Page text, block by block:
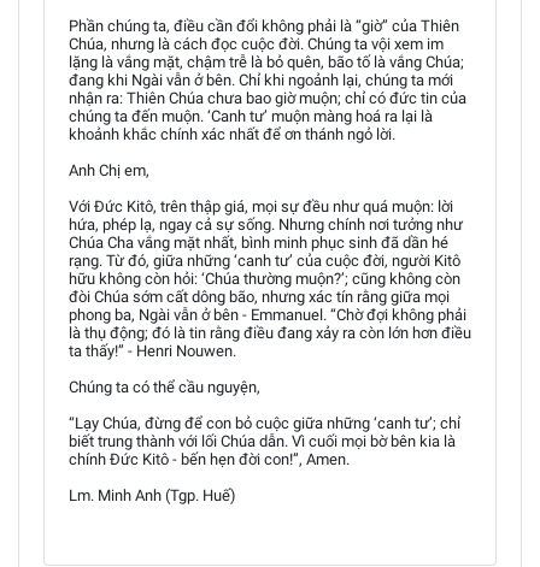
Phần chúng ta, điều cần đổi không phải là “giờ” của Thiên
Chúa, nhưng là cách đọc cuộc đời. Chúng ta vội xem im
lặng là vắng mặt, chậm trễ là bỏ quên, bão tố là vắng Chúa;
đang khi Ngài vẫn ở bên. Chỉ khi ngoảnh lại, chúng ta mới
nhận ra: Thiên Chúa chưa bao giờ muộn; chỉ có đức tin của
chúng ta đến muộn. ‘Canh tư’ muộn màng hoá ra lại là
khoảnh khắc chính xác nhất để ơn thánh ngỏ lời.
Anh Chị em,
Với Đức Kitô, trên thập giá, mọi sự đều như quá muộn: lời
hứa, phép lạ, ngay cả sự sống. Nhưng chính nơi tưởng như
Chúa Cha vắng mặt nhất, bình minh phục sinh đã dần hé
rạng. Từ đó, giữa những ‘canh tư’ của cuộc đời, người Kitô
hữu không còn hỏi: ‘Chúa thường muộn?’; cũng không còn
đòi Chúa sớm cất dông bão, nhưng xác tín rằng giữa mọi
phong ba, Ngài vẫn ở bên - Emmanuel. “Chờ đợi không phải
là thụ động; đó là tin rằng điều đang xảy ra còn lớn hơn điều
ta thấy!” - Henri Nouwen.
Chúng ta có thể cầu nguyện,
“Lạy Chúa, đừng để con bỏ cuộc giữa những ‘canh tư’; chỉ
biết trung thành với lối Chúa dẫn. Vì cuối mọi bờ bên kia là
chính Đức Kitô - bến hẹn đời con!”, Amen.
Lm. Minh Anh (Tgp. Huế)